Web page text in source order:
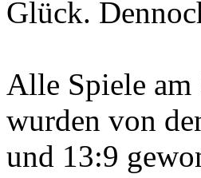
Glück.
Alle Spiele am
wurden von
und 13:9